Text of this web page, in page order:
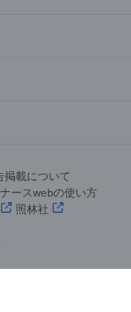
掲載について
ースwebの使い方
照林社